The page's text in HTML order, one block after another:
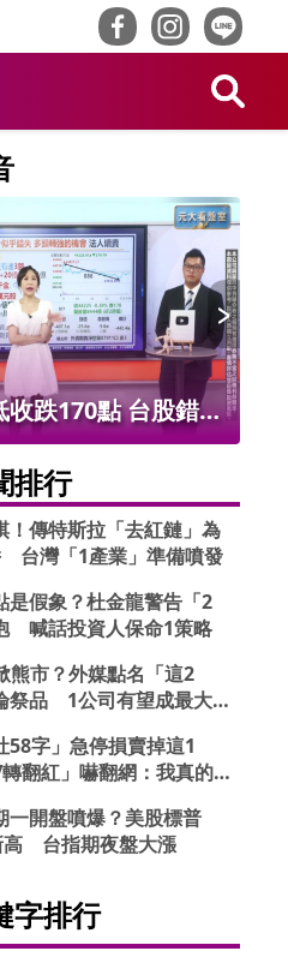
讓「喬貸款」有商
清查全台38家銀行
排行
！傳特斯拉「去紅鏈」為
台灣「1產業」準備噴發
是假象？杜金龍警告「2
喊話投資人保命1策略
熊市？外媒點名「這2
祭品 1公司有望成最大
58字」急停損賣掉這1
翻紅」嚇翻網：我真的
一開盤噴爆？美股標普
高 台指期夜盤大漲
字排行